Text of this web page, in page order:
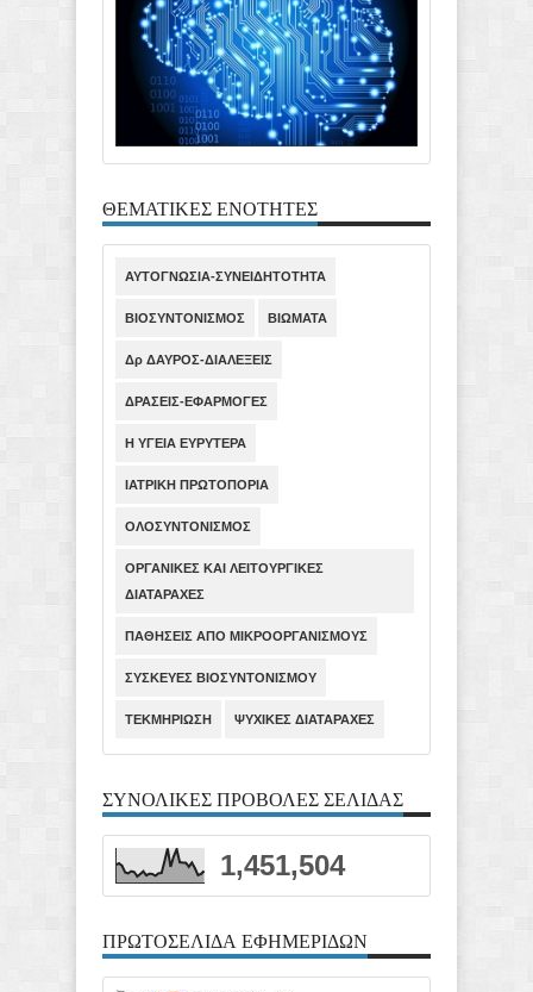
ΘΕΜΑΤΙΚΕΣ ΕΝΟΤΗΤΕΣ
ΑΥΤΟΓΝΩΣΙΑ-ΣΥΝΕΙΔΗΤΟΤΗΤΑ
ΒΙΟΣΥΝΤΟΝΙΣΜΟΣ ΒΙΩΜΑΤΑ
Δρ ΔΑΥΡΟΣ-ΔΙΑΛΕΞΕΙΣ
ΔΡΑΣΕΙΣ-ΕΦΑΡΜΟΓΕΣ
Η ΥΓΕΙΑ ΕΥΡΥΤΕΡΑ
ΙΑΤΡΙΚΗ ΠΡΩΤΟΠΟΡΙΑ
ΟΛΟΣΥΝΤΟΝΙΣΜΟΣ
ΟΡΓΑΝΙΚΕΣ ΚΑΙ ΛΕΙΤΟΥΡΓΙΚΕΣ
ΔΙΑΤΑΡΑΧΕΣ
ΠΑΘΗΣΕΙΣ ΑΠΟ ΜΙΚΡΟΟΡΓΑΝΙΣΜΟΥΣ
ΣΥΣΚΕΥΕΣ ΒΙΟΣΥΝΤΟΝΙΣΜΟΥ
ΤΕΚΜΗΡΙΩΣΗ ΨΥΧΙΚΕΣ ΔΙΑΤΑΡΑΧΕΣ
ΣΥΝΟΛΙΚΕΣ ΠΡΟΒΟΛΕΣ ΣΕΛΙΔΑΣ
1,451,504
ΠΡΩΤΟΣΕΛΙΔΑ ΕΦΗΜΕΡΙΔΩΝ